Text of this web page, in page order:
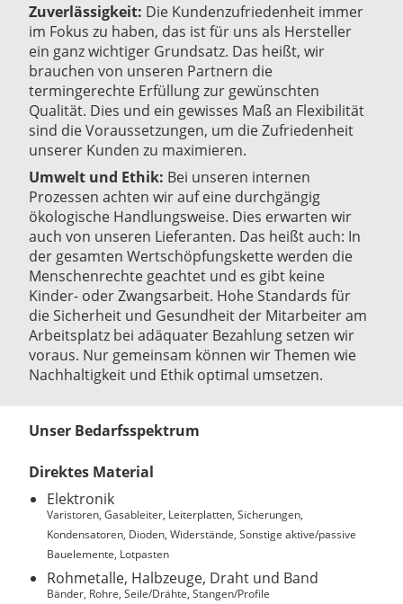
Zuverlässigkeit: Die Kundenzufriedenheit immer
im Fokus zu haben, das ist für uns als Hersteller
ein ganz wichtiger Grundsatz. Das heißt, wir
brauchen von unseren Partnern die
termingerechte Erfüllung zur gewünschten
Qualität. Dies und ein gewisses Maß an Flexibilität
sind die Voraussetzungen, um die Zufriedenheit
unserer Kunden zu maximieren.
Umwelt und Ethik: Bei unseren internen
Prozessen achten wir auf eine durchgängig
ökologische Handlungsweise. Dies erwarten wir
auch von unseren Lieferanten. Das heißt auch: In
der gesamten Wertschöpfungskette werden die
Menschenrechte geachtet und es gibt keine
Kinder- oder Zwangsarbeit. Hohe Standards für
die Sicherheit und Gesundheit der Mitarbeiter am
Arbeitsplatz bei adäquater Bezahlung setzen wir
voraus. Nur gemeinsam können wir Themen wie
Nachhaltigkeit und Ethik optimal umsetzen.
Unser Bedarfsspektrum
Direktes Material
Elektronik
Varistoren, Gasableiter, Leiterplatten, Sicherungen,
Kondensatoren, Dioden, Widerstände, Sonstige aktive/passive
Bauelemente, Lotpasten
Rohmetalle, Halbzeuge, Draht und Band
Bänder, Rohre, Seile/Drähte, Stangen/Profile